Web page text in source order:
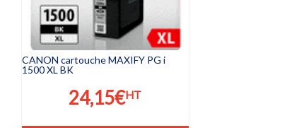
CANON cartouche MAXIFY PG i
1500 XL BK
24,15€HT